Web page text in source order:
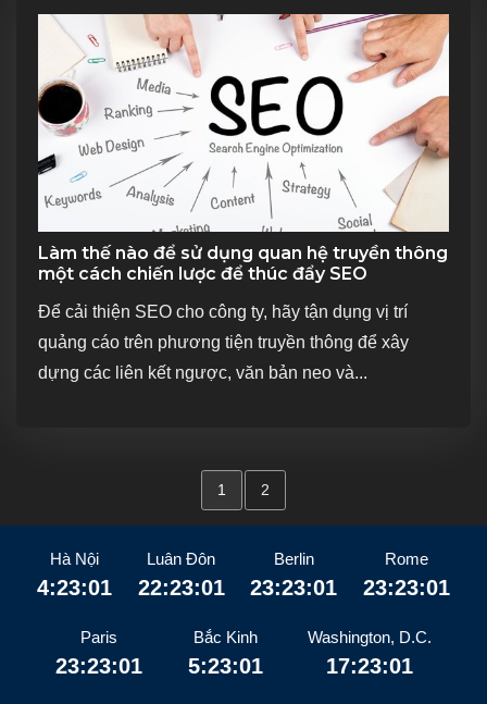
Làm thế nào để sử dụng quan hệ truyền thông
một cách chiến lược để thúc đẩy SEO
Để cải thiện SEO cho công ty, hãy tận dụng vị trí
quảng cáo trên phương tiện truyền thông để xây
dựng các liên kết ngược, văn bản neo và...
1 2
Hà Nội
4:23:02
Luân Đôn
22:23:02
Berlin
23:23:02
Rome
23:23:02
Paris
23:23:02
Bắc Kinh
5:23:02
Washington, D.C.
17:23:02